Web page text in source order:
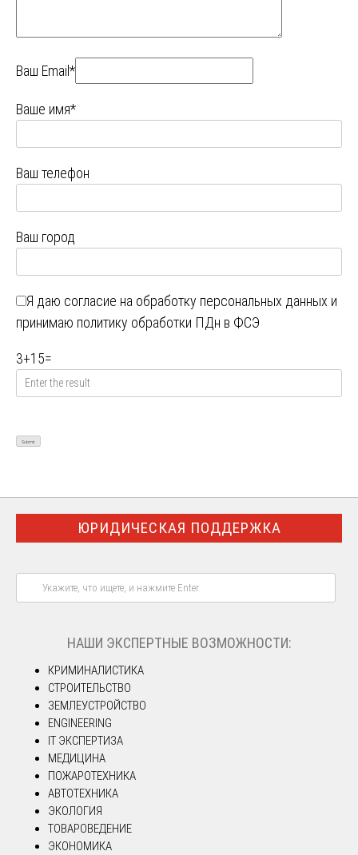
Ваш Email*
Ваше имя*
Ваш телефон
Ваш город
Я даю согласие на обработку персональных данных и
принимаю политику обработки ПДн в ФСЭ
3+15=
ЮРИДИЧЕСКАЯ ПОДДЕРЖКА
НАШИ ЭКСПЕРТНЫЕ ВОЗМОЖНОСТИ:
КРИМИНАЛИСТИКА
СТРОИТЕЛЬСТВО
ЗЕМЛЕУСТРОЙСТВО
ENGINEERING
IT ЭКСПЕРТИЗА
МЕДИЦИНА
ПОЖАРОТЕХНИКА
АВТОТЕХНИКА
ЭКОЛОГИЯ
ТОВАРОВЕДЕНИЕ
ЭКОНОМИКА